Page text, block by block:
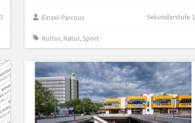
Einzel-Parcous Sekundarstufe 1
Kultur, Natur, Sport